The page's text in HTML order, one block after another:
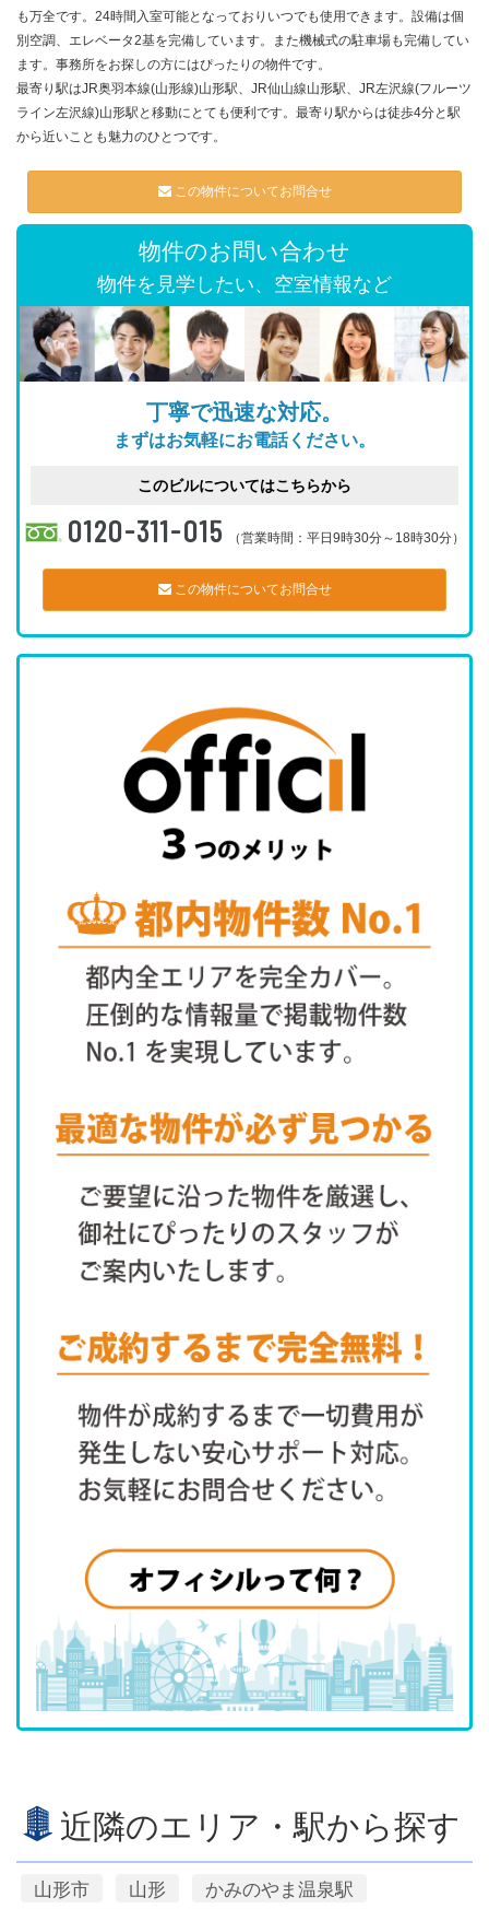
も万全です。24時間入室可能となっておりいつでも使用できます。設備は個
別空調、エレベータ2基を完備しています。また機械式の駐車場も完備してい
ます。事務所をお探しの方にはぴったりの物件です。
最寄り駅はJR奥羽本線(山形線)山形駅、JR仙山線山形駅、JR左沢線(フルーツ
ライン左沢線)山形駅と移動にとても便利です。最寄り駅からは徒歩4分と駅
から近いことも魅力のひとつです。
この物件についてお問合せ
物件のお問い合わせ
物件を見学したい、空室情報など
丁寧で迅速な対応。
まずはお気軽にお電話ください。
このビルについてはこちらから
0120-311-015 （営業時間：平日9時30分～18時30分）
この物件についてお問合せ
近隣のエリア・駅から探す
山形市 山形
かみのやま温泉駅